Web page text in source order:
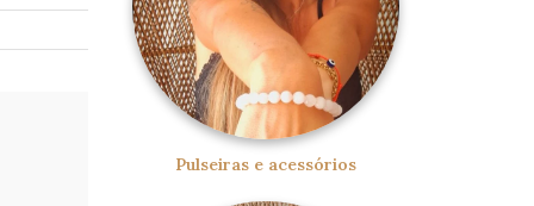
Pulseiras e acessórios